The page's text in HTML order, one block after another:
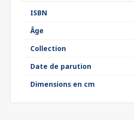
ISBN
Âge
Collection
Date de parution
Dimensions en cm